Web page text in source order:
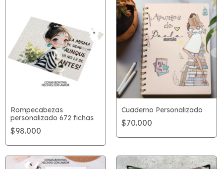
Rompecabezas
personalizado 672 fichas
$98.000
Cuaderno Personalizado
$70.000